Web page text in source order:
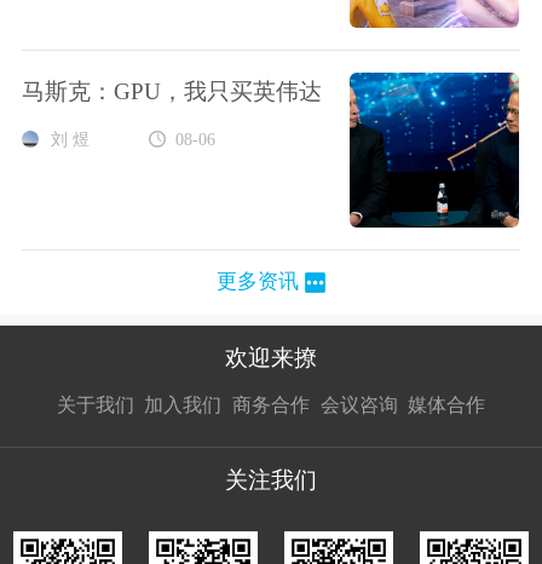
马斯克：GPU，我只买英伟达
刘 煜 08-06
更多资讯
欢迎来撩
关于我们 加入我们
接扔简历
商务合作
接开聊
会议咨询 媒体合作
接开聊
关注我们